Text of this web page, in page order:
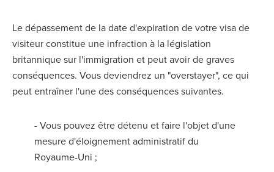
Le dépassement de la date d'expiration de votre visa de
visiteur constitue une infraction à la législation
britannique sur l'immigration et peut avoir de graves
conséquences. Vous deviendrez un "overstayer", ce qui
peut entraîner l'une des conséquences suivantes.
- Vous pouvez être détenu et faire l'objet d'une
mesure d'éloignement administratif du
Royaume-Uni ;